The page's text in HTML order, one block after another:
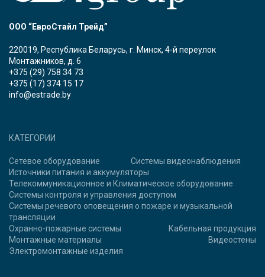
ООО “ЕвроСтайл Трейд”
220019, Республика Беларусь, г. Минск, 4-й переулок
Монтажников, д. 6
+375 (29) 758 34 73
+375 (17) 374 15 17
info@estrade.by
КАТЕГОРИИ
Сетевое оборудование
Системы видеонаблюдения
Источники питания и аккумуляторы
Телекоммуникационное и Климатическое оборудование
Системы контроля и управления доступом
Системы речевого оповещения о пожаре и музыкальной
трансляции
Охранно-пожарные системы
Кабельная продукция
Монтажные материалы
Видеостены
Электромонтажные изделия